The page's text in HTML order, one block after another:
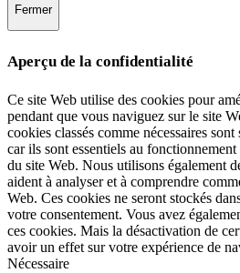
Fermer
Aperçu de la confidentialité
Ce site Web utilise des cookies pour
pendant que vous naviguez sur le site
cookies classés comme nécessaires
car ils sont essentiels au
du site Web. Nous utilisons également
aident à analyser et à comprendre
Web. Ces cookies ne seront stockés
votre consentement. Vous avez
ces cookies. Mais la désactivation de
avoir un effet sur votre expérience de
Nécessaire